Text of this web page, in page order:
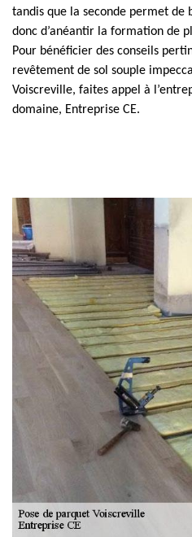
tandis que la seconde permet
donc d’anéantir la formation de
Pour bénéficier des conseils
revêtement de sol souple
Voiscreville, faites appel à
domaine, Entreprise CE.